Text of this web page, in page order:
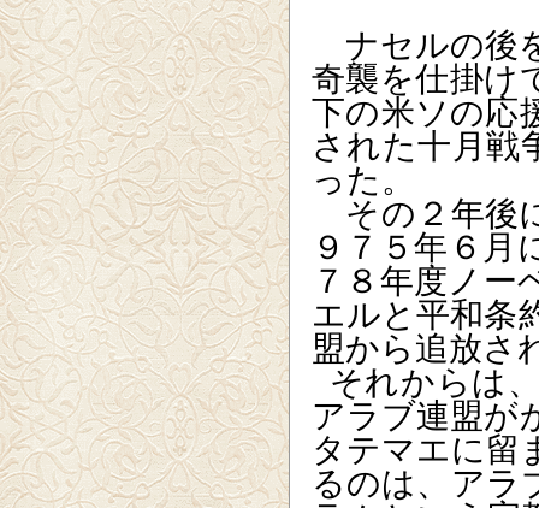
ナセルの後
奇襲を仕掛け
下の米ソの応
された十月戦
った。
その２年後
９７５年６月
７８年度ノー
エルと平和条
盟から追放さ
それからは
アラブ連盟が
タテマエに留
るのは、アラ